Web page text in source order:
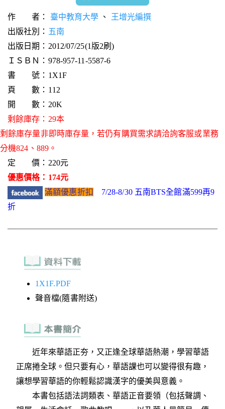
作 者： 臺中教育大學 、
王增光編撰
出版社別： 五南
出版日期：2012/07/25(1版2刷)
ＩＳＢＮ：978-957-11-5587-6
書 號：1X1F
頁 數：112
開 數：20K
剩餘庫存：29本
剩餘庫存量非即時庫存量，若仍有購買需求請洽詢客服或業務
分機824、889。
定 價：220元
優惠價格：174元
滿額優惠折扣
7/28-8/30 五南BTS全館滿599再9
折
1X1F.PDF
聲音檔(隨書附送)